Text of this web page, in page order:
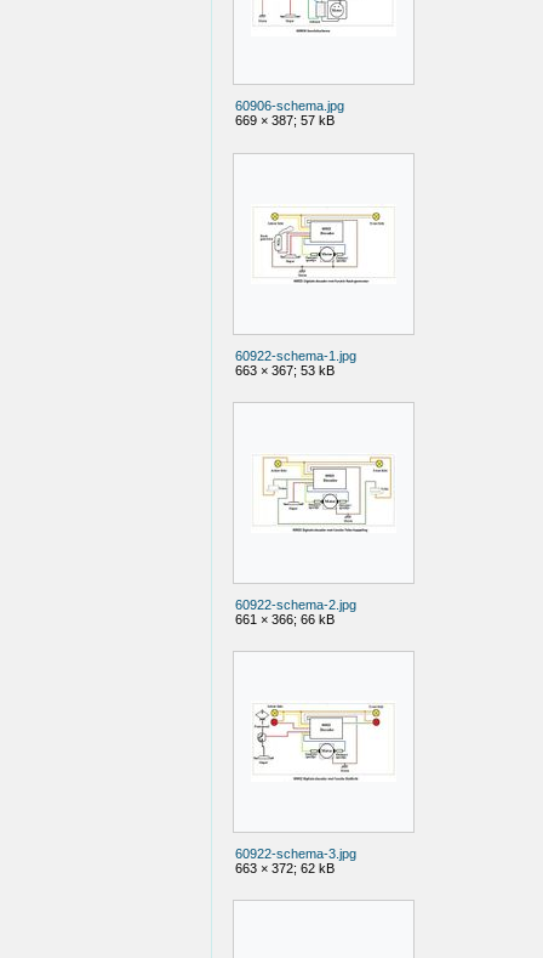
60906-schema.jpg
669 × 387; 57 kB
60922-schema-1.jpg
663 × 367; 53 kB
60922-schema-2.jpg
661 × 366; 66 kB
60922-schema-3.jpg
663 × 372; 62 kB